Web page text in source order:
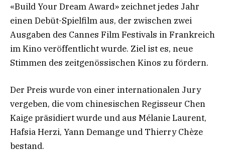
«Build Your Dream Award» zeichnet jedes Jahr
einen Debüt-Spielfilm aus, der zwischen zwei
Ausgaben des Cannes Film Festivals in Frankreich
im Kino veröffentlicht wurde. Ziel ist es, neue
Stimmen des zeitgenössischen Kinos zu fördern.
Der Preis wurde von einer internationalen Jury
vergeben, die vom chinesischen Regisseur Chen
Kaige präsidiert wurde und aus Mélanie Laurent,
Hafsia Herzi, Yann Demange und Thierry Chèze
bestand.